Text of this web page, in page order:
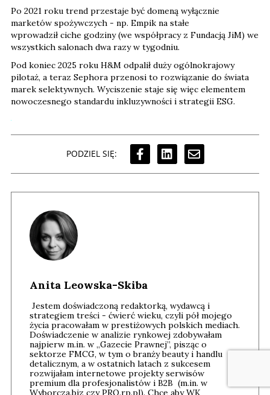
Po 2021 roku trend przestaje być domeną wyłącznie
marketów spożywczych - np. Empik na stałe
wprowadził ciche godziny (we współpracy z Fundacją JiM) we
wszystkich salonach dwa razy w tygodniu.
Pod koniec 2025 roku H&M odpalił duży ogólnokrajowy
pilotaż, a teraz Sephora przenosi to rozwiązanie do świata
marek selektywnych. Wyciszenie staje się więc elementem
nowoczesnego standardu inkluzywności i strategii ESG.
PODZIEL SIĘ:
Anita Leowska-Skiba
Jestem doświadczoną redaktorką, wydawcą i
strategiem treści - ćwierć wieku, czyli pół mojego
życia pracowałam w prestiżowych polskich mediach.
Doświadczenie w analizie rynkowej zdobywałam
najpierw m.in. w „Gazecie Prawnej”, pisząc o
sektorze FMCG, w tym o branży beauty i handlu
detalicznym, a w ostatnich latach z sukcesem
rozwijałam internetowe projekty serwisów
premium dla profesjonalistów i B2B (m.in. w
Wyborcza.biz czy PRO.rp.pl). Chcę aby WK